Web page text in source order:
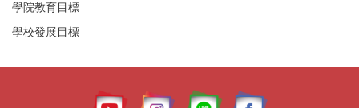
學院教育目標
學校發展目標